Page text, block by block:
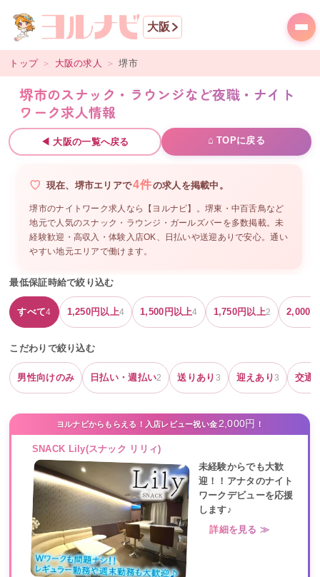
大阪
トップ ＞ 大阪の求人 ＞ 堺市
堺市のスナック・ラウンジなど夜職・ナイト
ワーク求人情報
◀大阪の一覧へ戻る ⌂ TOPに戻る
現在、 堺市エリアで4件の求人を掲載中。
堺市のナイトワーク求人なら【ヨルナビ】。堺東・中百舌鳥など
地元で人気のスナック・ラウンジ・ガールズバーを多数掲載。未
経験歓迎・高収入・体験入店OK、日払いや送迎ありで安心。通い
やすい地元エリアで働けます。
最低保証時給で絞り込む
すべて4 1,250円以上4 1,500 円以上4 1,750円以上2 2,000
こだわりで絞り込む
男性向けのみ 日払い・週払い2 送りあり 3 迎えあり3 交通
ヨルナビからもらえる！入店レビュー祝い金2,000円 ！
SNACK Lily(スナック リリィ)
未経験からでも大歓
迎！！アナタのナイト
ワークデビューを応援
します♪
詳細を見る ≫